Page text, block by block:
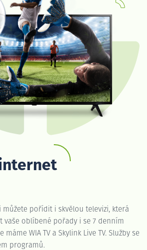
můžete pořídit i skvělou televizi, která
vaše oblíbené pořady i se 7 denním
WIA TV a Skylink Live TV. Služby se
programů.